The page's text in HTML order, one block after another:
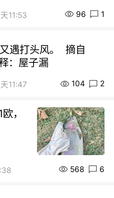
11:53 96 1
遇打头风。 摘自
：屋子漏
11:47 104 2
，
568 6